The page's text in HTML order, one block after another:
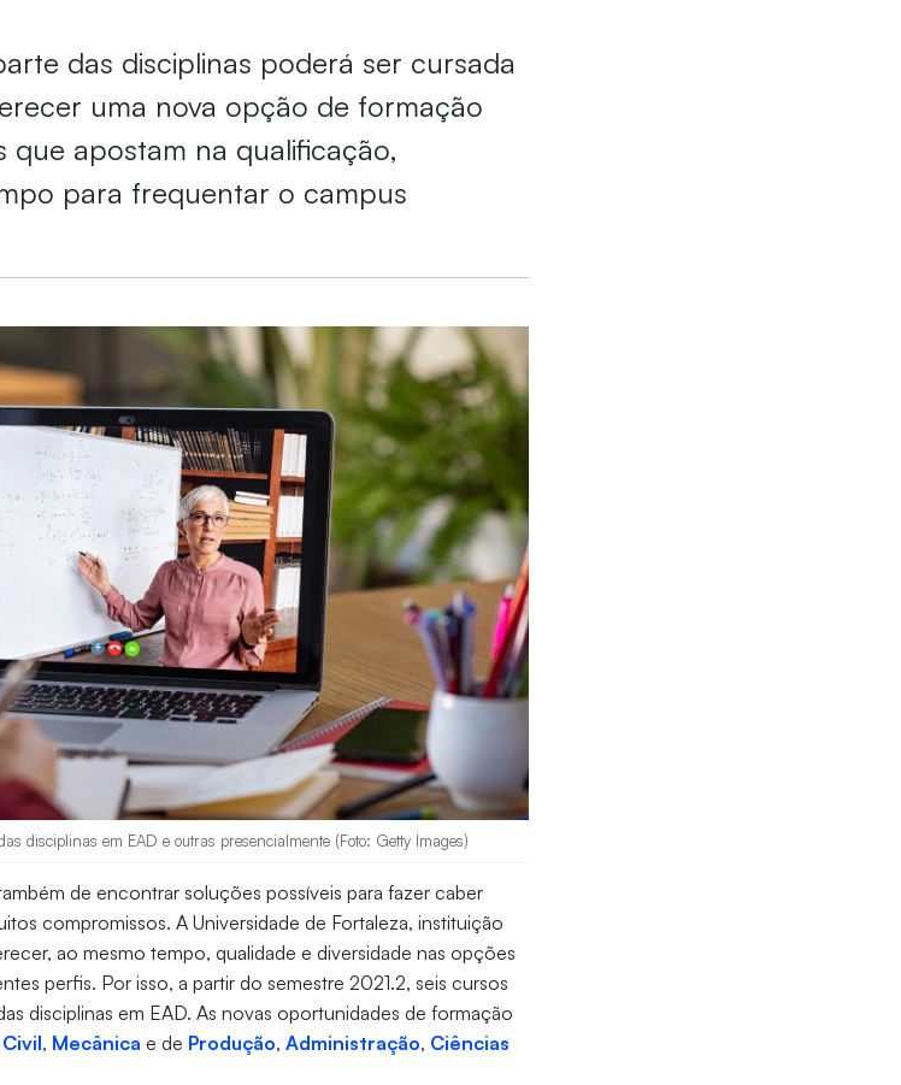
das disciplinas poderá ser cursada
uma nova opção de formação
que apostam na qualificação,
para frequentar o campus
disciplinas em EAD e outras presencialmente (Foto: Getty Images)
de encontrar soluções possíveis para fazer caber
compromissos. A Universidade de Fortaleza, instituição
ao mesmo tempo, qualidade e diversidade nas opções
perfis. Por isso, a partir do semestre 2021.2, seis cursos
disciplinas em EAD. As novas oportunidades de formação
, Mecânica e de Produção,Administração, Ciências